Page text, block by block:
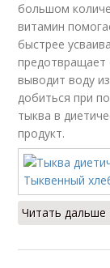
большом
витамин
быстрее
предотвращает
выводит воду
добиться при
тыква в
продукт.
Читать